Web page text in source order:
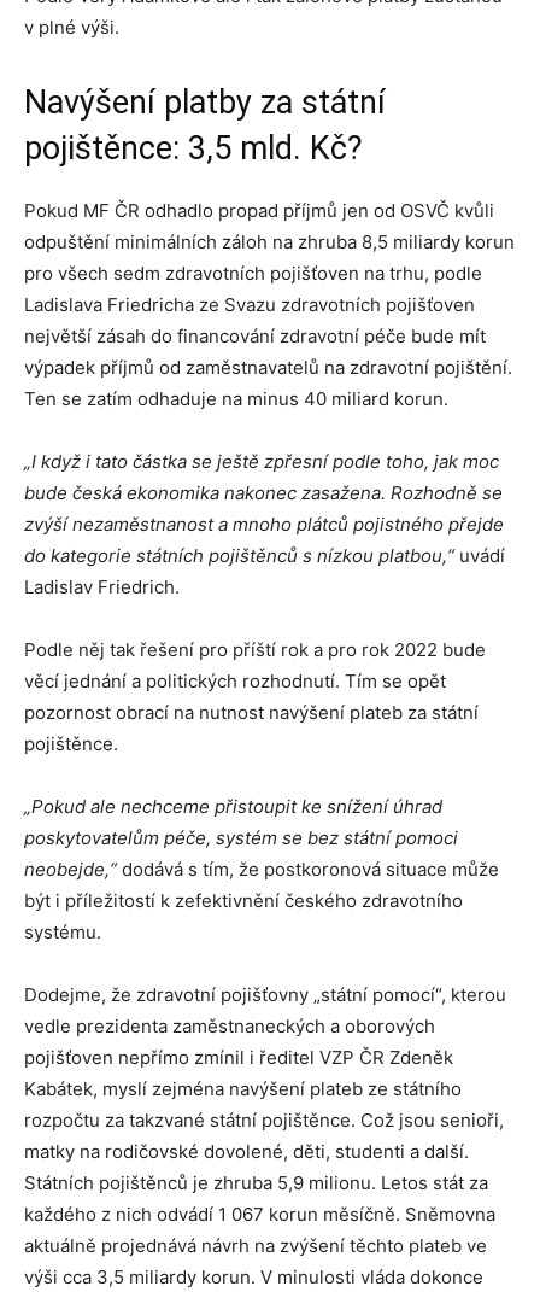
v plné výši.
Navýšení platby za státní
pojištěnce: 3,5 mld. Kč?
Pokud MF ČR odhadlo propad příjmů jen od OSVČ kvůli
odpuštění minimálních záloh na zhruba 8,5 miliardy korun
pro všech sedm zdravotních pojišťoven na trhu, podle
Ladislava Friedricha ze Svazu zdravotních pojišťoven
největší zásah do financování zdravotní péče bude mít
výpadek příjmů od zaměstnavatelů na zdravotní pojištění.
Ten se zatím odhaduje na minus 40 miliard korun.
„I když i tato částka se ještě zpřesní podle toho, jak moc
bude česká ekonomika nakonec zasažena. Rozhodně se
zvýší nezaměstnanost a mnoho plátců pojistného přejde
do kategorie státních pojištěnců s nízkou platbou,“uvádí
Ladislav Friedrich.
Podle něj tak řešení pro příští rok a pro rok 2022 bude
věcí jednání a politických rozhodnutí. Tím se opět
pozornost obrací na nutnost navýšení plateb za státní
pojištěnce.
„Pokud ale nechceme přistoupit ke snížení úhrad
poskytovatelům péče, systém se bez státní pomoci
neobejde,“dodává s tím, že postkoronová situace může
být i příležitostí k zefektivnění českého zdravotního
systému.
Dodejme, že zdravotní pojišťovny „státní pomocí“, kterou
vedle prezidenta zaměstnaneckých a oborových
pojišťoven nepřímo zmínil i ředitel VZP ČR Zdeněk
Kabátek, myslí zejména navýšení plateb ze státního
rozpočtu za takzvané státní pojištěnce. Což jsou senioři,
matky na rodičovské dovolené, děti, studenti a další.
Státních pojištěnců je zhruba 5,9 milionu. Letos stát za
každého z nich odvádí 1 067 korun měsíčně. Sněmovna
aktuálně projednává návrh na zvýšení těchto plateb ve
výši cca 3,5 miliardy korun. V minulosti vláda dokonce